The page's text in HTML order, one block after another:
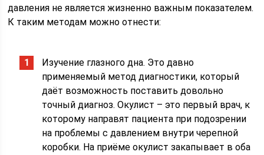
давления не является жизненно важным показателем.
К таким методам можно отнести:
Изучение глазного дна. Это давно
применяемый метод диагностики, который
даёт возможность поставить довольно
точный диагноз. Окулист – это первый врач, к
которому направят пациента при подозрении
на проблемы с давлением внутри черепной
коробки. На приёме окулист закапывает в оба